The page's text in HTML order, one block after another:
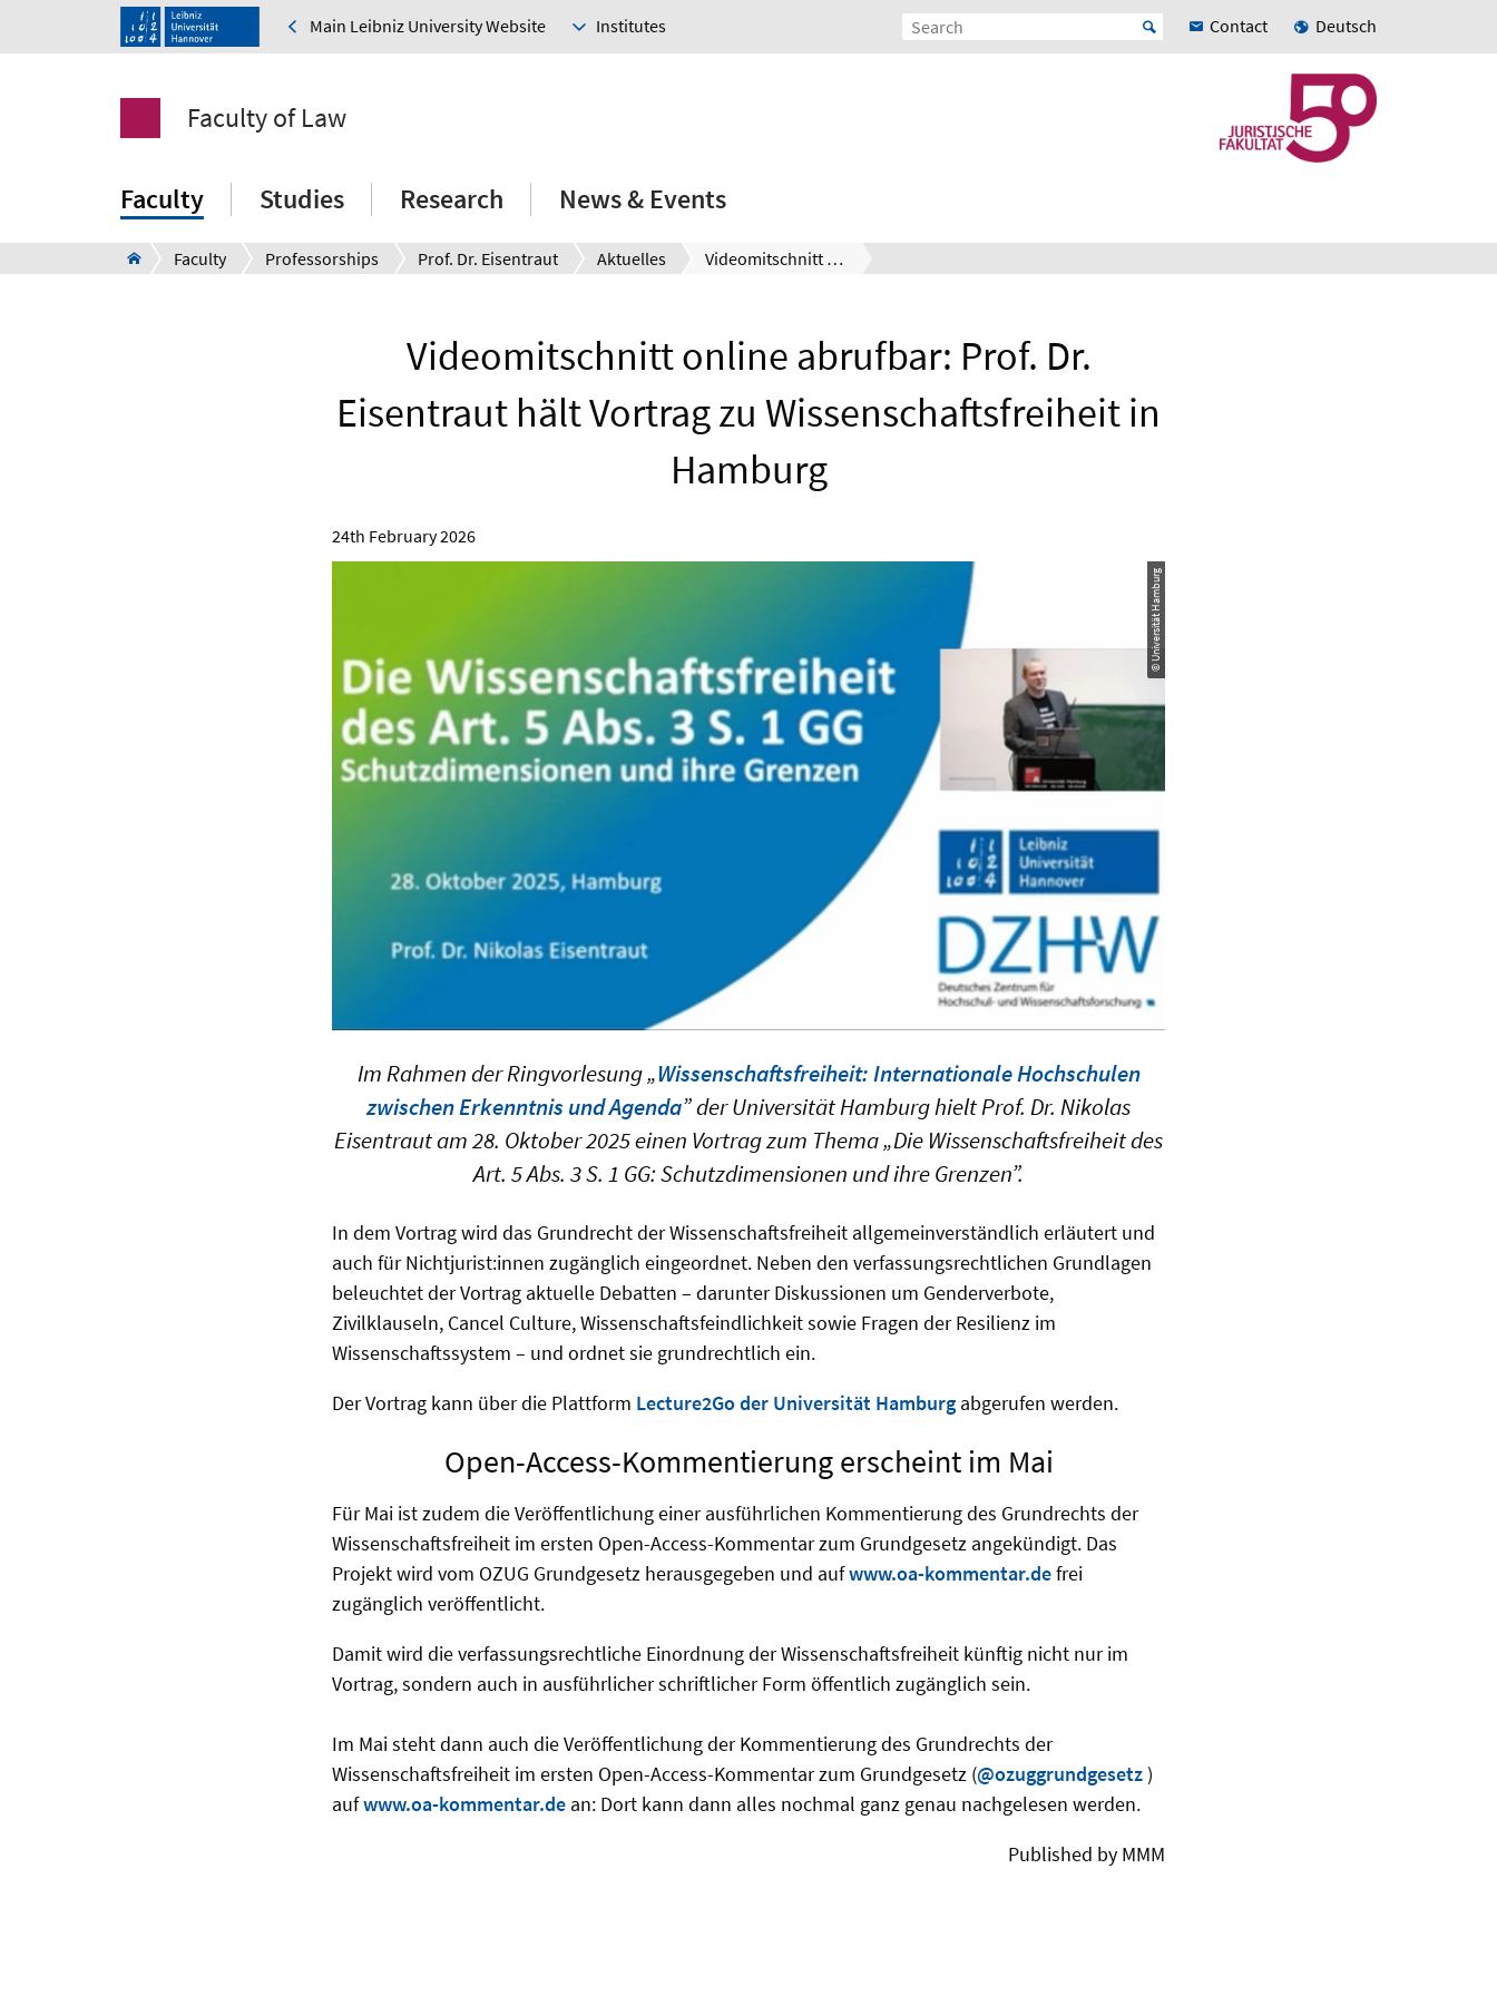
Main Leibniz University Website Institutes Contact Deutsch
Faculty of Law
Faculty Studies Research News & Events
Faculty Professorships Prof. Dr. Eisentraut Aktuelles Videomitschnitt online abrufbar: Prof. Dr. Eisentraut hält Vortrag zu Wissenschaftsfreiheit in Hamburg
Videomitschnitt online abrufbar: Prof. Dr.
Eisentraut hält Vortrag zu Wissenschaftsfreiheit in
Hamburg
24th February 2026
© Universität Hamburg
Im Rahmen der Ringvorlesung „Wissenschaftsfreiheit: Internationale Hochschulen
zwischen Erkenntnis und Agenda” der Universität Hamburg hielt Prof. Dr. Nikolas
Eisentraut am 28. Oktober 2025 einen Vortrag zum Thema „Die Wissenschaftsfreiheit des
Art. 5 Abs. 3 S. 1 GG: Schutzdimensionen und ihre Grenzen”.
In dem Vortrag wird das Grundrecht der Wissenschaftsfreiheit allgemeinverständlich erläutert und
auch für Nichtjurist:innen zugänglich eingeordnet. Neben den verfassungsrechtlichen Grundlagen
beleuchtet der Vortrag aktuelle Debatten – darunter Diskussionen um Genderverbote,
Zivilklauseln, Cancel Culture, Wissenschaftsfeindlichkeit sowie Fragen der Resilienz im
Wissenschaftssystem – und ordnet sie grundrechtlich ein.
Der Vortrag kann über die Plattform Lecture2Go der Universität Hamburg abgerufen werden.
Open-Access-Kommentierung erscheint im Mai
Für Mai ist zudem die Veröffentlichung einer ausführlichen Kommentierung des Grundrechts der
Wissenschaftsfreiheit im ersten Open-Access-Kommentar zum Grundgesetz angekündigt. Das
Projekt wird vom OZUG Grundgesetz herausgegeben und aufwww.oa-kommentar.defrei
zugänglich veröffentlicht.
Damit wird die verfassungsrechtliche Einordnung der Wissenschaftsfreiheit künftig nicht nur im
Vortrag, sondern auch in ausführlicher schriftlicher Form öffentlich zugänglich sein.
Im Mai steht dann auch die Veröffentlichung der Kommentierung des Grundrechts der
Wissenschaftsfreiheit im ersten Open-Access-Kommentar zum Grundgesetz (@ozuggrundgesetz)
aufwww.oa-kommentar.de an: Dort kann dann alles nochmal ganz genau nachgelesen werden.
Published by MMM